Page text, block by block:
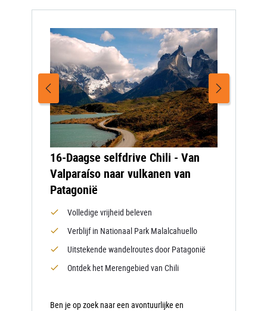
16-Daagse selfdrive Chili - Van
Valparaíso naar vulkanen van
Patagonië
Volledige vrijheid beleven
Verblijf in Nationaal Park Malalcahuello
Uitstekende wandelroutes door Patagonië
Ontdek het Merengebied van Chili
Ben je op zoek naar een avontuurlijke en